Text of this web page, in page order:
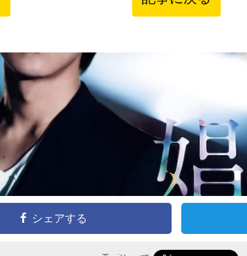
シェアする